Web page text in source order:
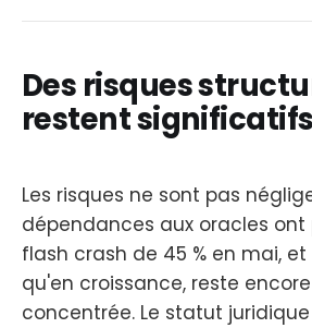
Des risques
restent significatifs
Les risques ne sont pas
dépendances aux oracles ont
flash crash de 45 % en mai,
qu'en croissance, reste
concentrée. Le statut